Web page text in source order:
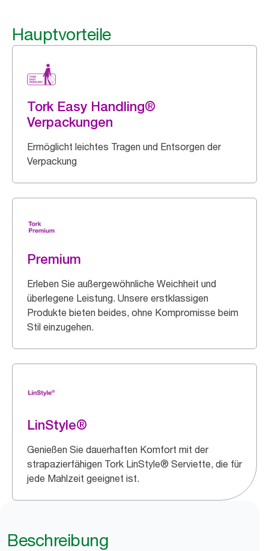
Hauptvorteile
Tork Easy Handling®
Verpackungen
Ermöglicht leichtes Tragen und Entsorgen der
Verpackung
Premium
Erleben Sie außergewöhnliche Weichheit und
überlegene Leistung. Unsere erstklassigen
Produkte bieten beides, ohne Kompromisse beim
Stil einzugehen.
LinStyle®
Genießen Sie dauerhaften Komfort mit der
strapazierfähigen Tork LinStyle® Serviette, die für
jede Mahlzeit geeignet ist.
Beschreibung